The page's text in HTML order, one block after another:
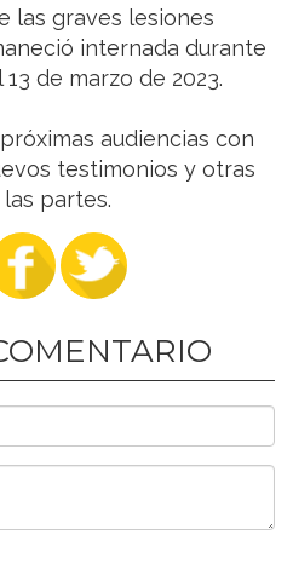
las graves lesiones
internada durante
de marzo de 2023.
audiencias con
testimonios y otras
partes.